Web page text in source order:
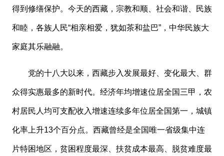
得到修缮保护。今天的西藏，宗教和顺、社会和谐、民族
和睦，各族人民“相亲相爱，犹如茶和盐巴”，中华民族大
家庭其乐融融。
党的十八大以来，西藏步入发展最好、变化最大、群
众得实惠最多的新时代。经济年均增速位居全国三甲，农
村居民人均可支配收入增速连续多年位居全国第一，城镇
化率上升13个百分点。西藏曾经是全国唯一省级集中连
片特困地区，贫困程度最深、扶贫成本最高、脱贫难度最